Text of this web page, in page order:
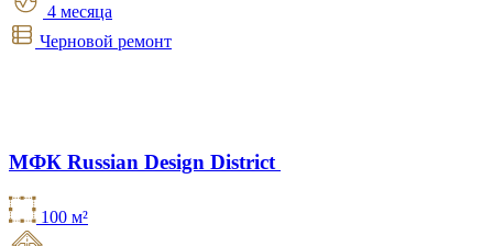
4 месяца
Черновой ремонт
МФК Russian Design District
100 м²